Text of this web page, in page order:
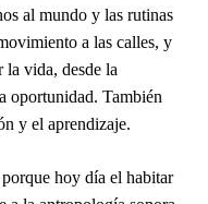
al mundo y las rutinas
a las calles, y
la vida, desde la
oportunidad. También
y el aprendizaje.
hoy día el habitar